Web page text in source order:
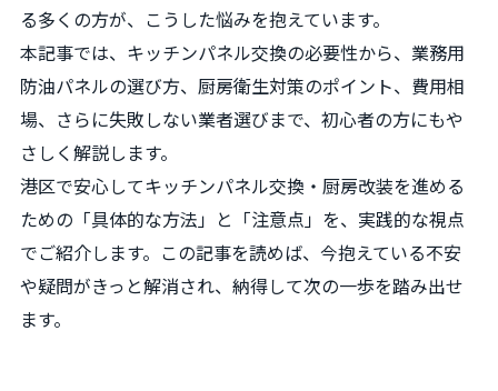
る多くの方が、こうした悩みを抱えています。
本記事では、キッチンパネル交換の必要性から、業務用
防油パネルの選び方、厨房衛生対策のポイント、費用相
場、さらに失敗しない業者選びまで、初心者の方にもや
さしく解説します。
港区で安心してキッチンパネル交換・厨房改装を進める
ための「具体的な方法」と「注意点」を、実践的な視点
でご紹介します。この記事を読めば、今抱えている不安
や疑問がきっと解消され、納得して次の一歩を踏み出せ
ます。